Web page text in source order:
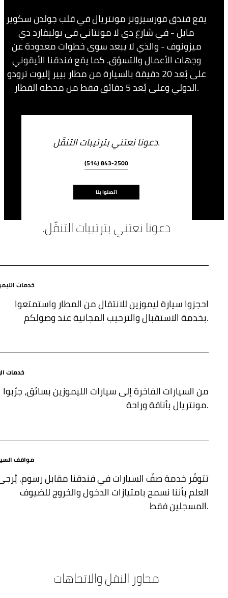
يقع فندق فورسيزونز مونتريال في قلب جولدن سكوير
مايل - في شارع دي لا مونتاني في بوليفارد دي
ميزونوف - والذي لا يبعد سوى خطوات معدودة عن
وجهات الأعمال والتسوّق. كما يقع فندقنا الأيقوني
على بُعد 20 دقيقة بالسيارة من مطار بيير إليوت ترودو
الدولي وعلى بُعد 5 دقائق فقط من محطة القطار.
دعونا نعتني بترتيبات التنقّل.
(514) 843-2500
اتصلوا بنا
دعونا نعتني بترتيبات التنقّل.
خدمات
احجزوا سيارة ليموزين للانتقال من المطار واستمتعوا
بخدمة الاستقبال والترحيب المجانية عند وصولكم.
خدمات
من السيارات الفاخرة إلى سيارات الليموزين بسائق، جرّبوا
مونتريال بأناقة وراحة.
مواقف
تتوفّر خدمة صفّ السيارات في فندقنا مقابل رسوم.
العلم بأننا نسمح بامتيازات الدخول والخروج للضيوف
المسجلين فقط.
محاور النقل والاتجاهات